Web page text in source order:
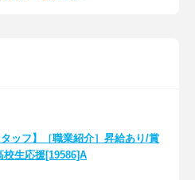
タッフ】［職業紹介］昇給あり/賞
校生応援[19586]A